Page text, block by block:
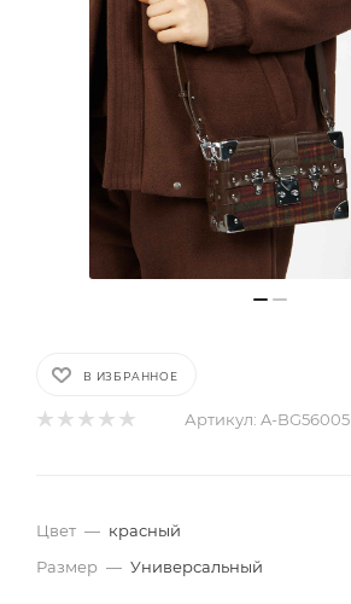
В ИЗБРАННОЕ
Артикул: A-BG56005
Цвет — красный
Размер — Универсальный